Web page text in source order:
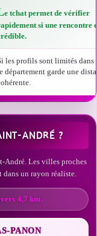
e tchat permet de vérifier
si une rencontre
les profils sont limités dans
département garde une
ANDRÉ ?
André. Les villes proches
dans un rayon réaliste.
4,7 km.
PANON